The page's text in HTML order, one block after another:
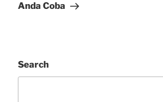
Anda Coba
Search